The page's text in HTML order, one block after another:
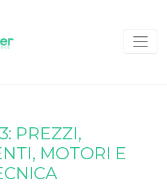
PREZZI,
MOTORI E